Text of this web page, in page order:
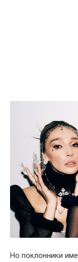
Но поклонники